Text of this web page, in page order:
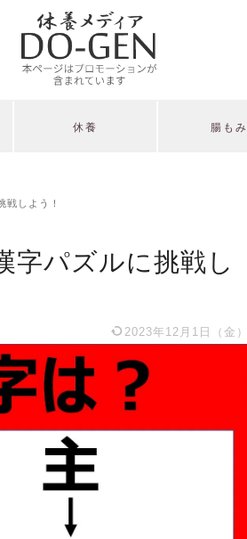
休養 腸もみ
戦しよう！
字パズルに挑戦し
2023年12月1日（金）